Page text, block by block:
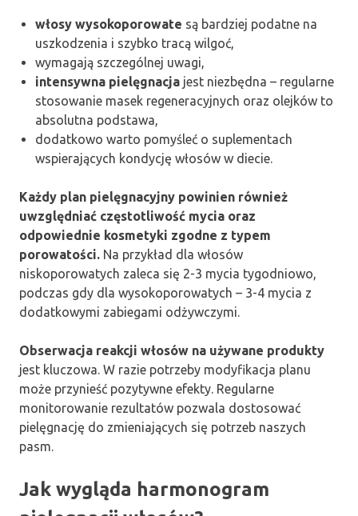
włosy wysokoporowate są bardziej podatne na
uszkodzenia i szybko tracą wilgoć,
wymagają szczególnej uwagi,
intensywna pielęgnacja jest niezbędna – regularne
stosowanie masek regeneracyjnych oraz olejków to
absolutna podstawa,
dodatkowo warto pomyśleć o suplementach
wspierających kondycję włosów w diecie.
Każdy plan pielęgnacyjny powinien również
uwzględniać częstotliwość mycia oraz
odpowiednie kosmetyki zgodne z typem
porowatości. Na przykład dla włosów
niskoporowatych zaleca się 2-3 mycia tygodniowo,
podczas gdy dla wysokoporowatych – 3-4 mycia z
dodatkowymi zabiegami odżywczymi.
Obserwacja reakcji włosów na używane produkty
jest kluczowa. W razie potrzeby modyfikacja planu
może przynieść pozytywne efekty. Regularne
monitorowanie rezultatów pozwala dostosować
pielęgnację do zmieniających się potrzeb naszych
pasm.
Jak wygląda harmonogram